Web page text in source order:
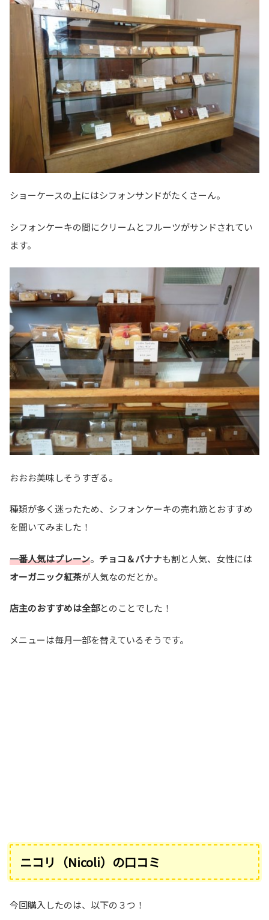
ショーケースの上にはシフォンサンドがたくさーん。
シフォンケーキの間にクリームとフルーツがサンドされてい
ます。
おおお美味しそうすぎる。
種類が多く迷ったため、シフォンケーキの売れ筋とおすすめ
を聞いてみました！
一番人気はプレーン。 チョコ＆バナナも割と人気、女性には
オーガニック紅茶が人気なのだとか。
店主のおすすめは全部とのことでした！
メニューは毎月一部を替えているそうです。
ニコリ（Nicoli）の口コミ
今回購入したのは、以下の３つ！